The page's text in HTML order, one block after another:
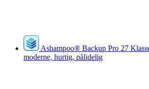
Ashampoo® Backup Pro 27
moderne, hurtig, pålidelig